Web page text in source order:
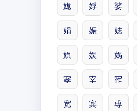
娏 娐 娑
娟 娠 娡
娯 娱 娲
宯 宰 宱
宽 宾 尃